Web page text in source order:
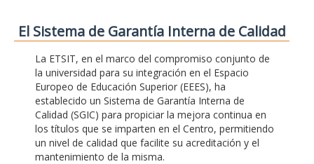
El Sistema de Garantía Interna de Calidad
La ETSIT, en el marco del compromiso conjunto de
la universidad para su integración en el Espacio
Europeo de Educación Superior (EEES), ha
establecido un Sistema de Garantía Interna de
Calidad (SGIC) para propiciar la mejora continua en
los títulos que se imparten en el Centro, permitiendo
un nivel de calidad que facilite su acreditación y el
mantenimiento de la misma.